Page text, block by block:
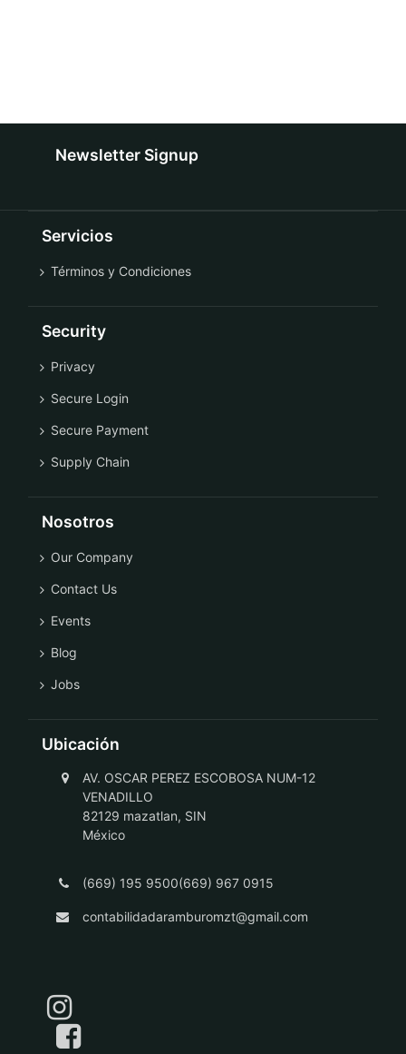
Newsletter Signup
Servicios
Términos y Condiciones
Security
Privacy
Secure Login
Secure Payment
Supply Chain
Nosotros
Our Company
Contact Us
Events
Blog
Jobs
Ubicación
AV. OSCAR PEREZ ESCOBOSA NUM-12
VENADILLO
82129 mazatlan, SIN
México
(669) 195 9500(669) 967 0915
contabilidadaramburomzt@gmail.com